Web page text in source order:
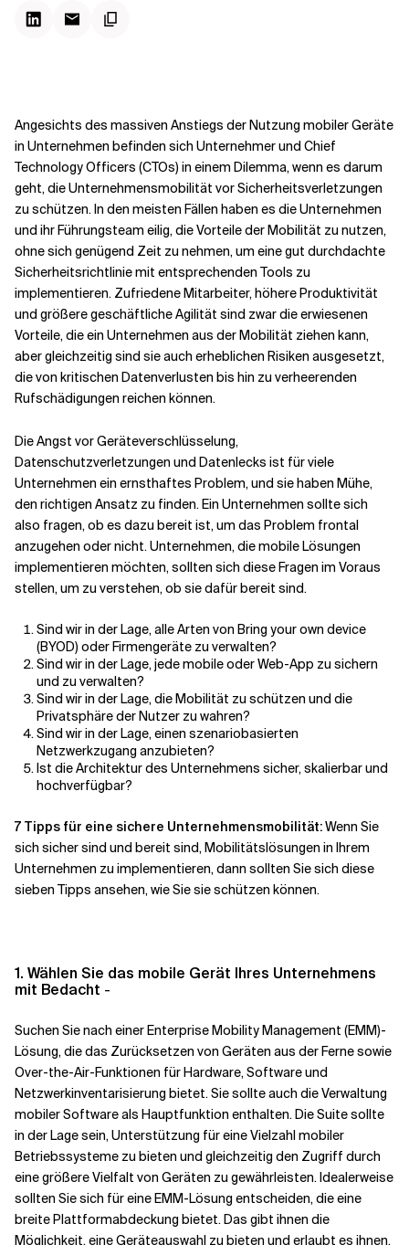
Verwandte Themen
Angesichts des massiven Anstiegs der Nutzung mobiler Geräte
in Unternehmen befinden sich Unternehmer und Chief
Technology Officers (CTOs) in einem Dilemma, wenn es darum
geht, die Unternehmensmobilität vor Sicherheitsverletzungen
zu schützen. In den meisten Fällen haben es die Unternehmen
und ihr Führungsteam eilig, die Vorteile der Mobilität zu nutzen,
ohne sich genügend Zeit zu nehmen, um eine gut durchdachte
Sicherheitsrichtlinie mit entsprechenden Tools zu
implementieren. Zufriedene Mitarbeiter, höhere Produktivität
und größere geschäftliche Agilität sind zwar die erwiesenen
Vorteile, die ein Unternehmen aus der Mobilität ziehen kann,
aber gleichzeitig sind sie auch erheblichen Risiken ausgesetzt,
die von kritischen Datenverlusten bis hin zu verheerenden
Rufschädigungen reichen können.
Die Angst vor Geräteverschlüsselung,
Datenschutzverletzungen und Datenlecks ist für viele
Unternehmen ein ernsthaftes Problem, und sie haben Mühe,
den richtigen Ansatz zu finden. Ein Unternehmen sollte sich
also fragen, ob es dazu bereit ist, um das Problem frontal
anzugehen oder nicht. Unternehmen, die mobile Lösungen
implementieren möchten, sollten sich diese Fragen im Voraus
stellen, um zu verstehen, ob sie dafür bereit sind.
Sind wir in der Lage, alle Arten von Bring your own device
(BYOD) oder Firmengeräte zu verwalten?
Sind wir in der Lage, jede mobile oder Web-App zu sichern
und zu verwalten?
Sind wir in der Lage, die Mobilität zu schützen und die
Privatsphäre der Nutzer zu wahren?
Sind wir in der Lage, einen szenariobasierten
Netzwerkzugang anzubieten?
Ist die Architektur des Unternehmens sicher, skalierbar und
hochverfügbar?
7 Tipps für eine sichere Unternehmensmobilität:Wenn Sie
sich sicher sind und bereit sind, Mobilitätslösungen in Ihrem
Unternehmen zu implementieren, dann sollten Sie sich diese
sieben Tipps ansehen, wie Sie sie schützen können.
1. Wählen Sie das mobile Gerät Ihres Unternehmens
mit Bedacht -
Suchen Sie nach einer Enterprise Mobility Management (EMM)-
Lösung, die das Zurücksetzen von Geräten aus der Ferne sowie
Over-the-Air-Funktionen für Hardware, Software und
Netzwerkinventarisierung bietet. Sie sollte auch die Verwaltung
mobiler Software als Hauptfunktion enthalten. Die Suite sollte
in der Lage sein, Unterstützung für eine Vielzahl mobiler
Betriebssysteme zu bieten und gleichzeitig den Zugriff durch
eine größere Vielfalt von Geräten zu gewährleisten. Idealerweise
sollten Sie sich für eine EMM-Lösung entscheiden, die eine
breite Plattformabdeckung bietet. Das gibt ihnen die
Möglichkeit, eine Geräteauswahl zu bieten und erlaubt es ihnen,